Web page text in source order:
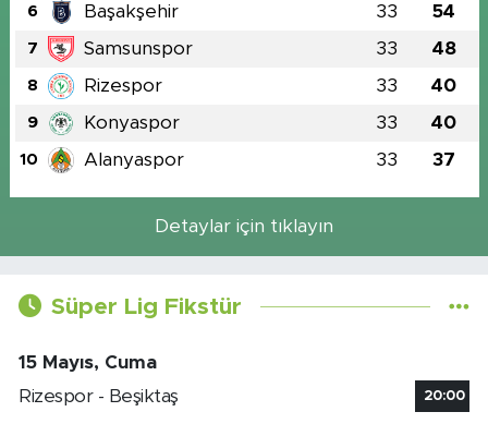
6 Başakşehir 33 54
7 Samsunspor 33 48
8 Rizespor 33 40
9 Konyaspor 33 40
10 Alanyaspor 33 37
Detaylar için tıklayın
Süper Lig Fikstür
15 Mayıs, Cuma
Rizespor - Beşiktaş
20:00